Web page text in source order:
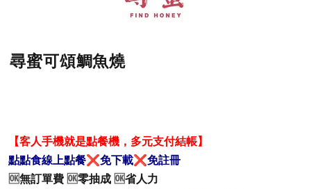
尋蜜可頌鯛魚燒
【客人手機就是點餐機，多元支付結帳】
點點食線上點餐❌免下載❌免註冊
🆗無訂單費 🆗零抽成 🆗省人力